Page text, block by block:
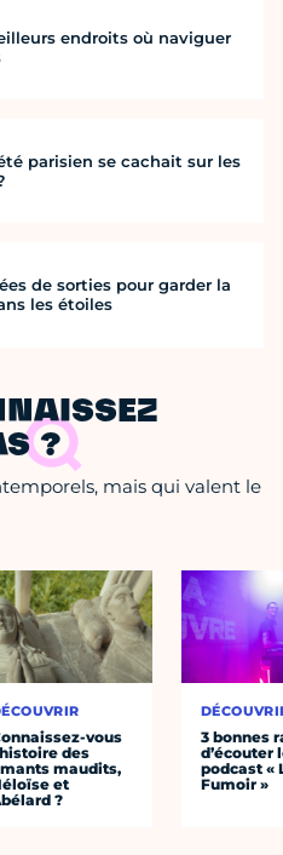
endroits où naviguer
parisien se cachait sur les
de sorties pour garder la
les étoiles
?
mais qui valent le
vous
des
maudits,
et
?
3 bonnes
d’écouter
podcast «
Fumoir »